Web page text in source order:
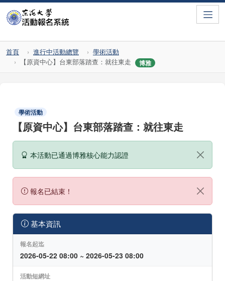
首頁 進行中活動總覽
學術活動
【原資中心】台東部落踏查：就往東走
博雅
學術活動
【原資中心】台東部落踏查：就往東走
本活動已通過博雅核心能力認證
報名已結束！
基本資訊
報名起迄
2026-05-22 08:00 ~ 2026-05-23 08:00
活動短網址